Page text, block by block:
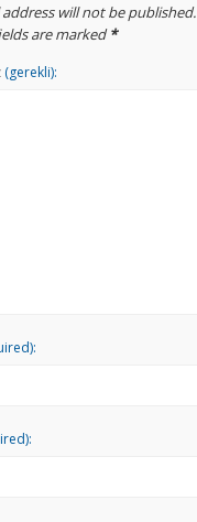
address will not be published.
are marked*
(gerekli):